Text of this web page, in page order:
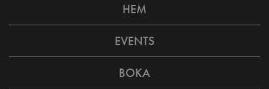
HEM
EVENTS
BOKA